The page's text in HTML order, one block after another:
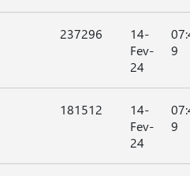
237296
14-
Fev-
24
9
181512
14-
Fev-
24
9